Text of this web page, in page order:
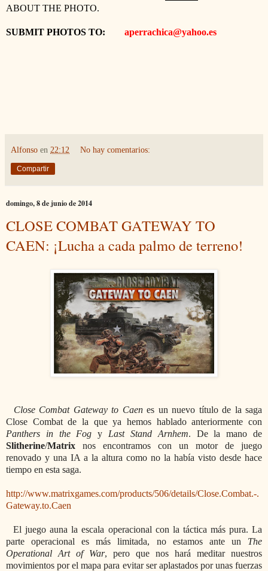
ABOUT THE PHOTO.
SUBMIT PHOTOS TO: aperrachica@yahoo.es
Alfonso en 22:12 No hay comentarios:
Compartir
domingo, 8 de junio de 2014
CLOSE COMBAT GATEWAY TO
CAEN: ¡Lucha a cada palmo de terreno!
Close Combat Gateway to Caenes un nuevo título de la saga
Close Combat de la que ya hemos hablado anteriormente con
Panthers in the Fog y Last Stand Arnhem. De la mano de
Slitherine/Matrix nos encontramos con un motor de juego
renovado y una IA a la altura como no la había visto desde hace
tiempo en esta saga.
http://www.matrixgames.com/products/506/details/Close.Combat.-.
Gateway.to.Caen
El juego auna la escala operacional con la táctica más pura. La
parte operacional es más limitada, no estamos ante un The
Operational Art of War, pero que nos hará meditar nuestros
movimientos por el mapa para evitar ser aplastados por unas fuerzas